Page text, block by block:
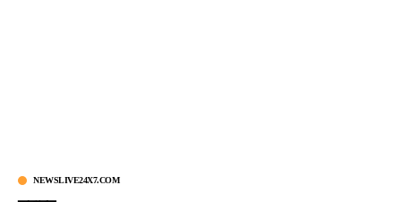
NEWSLIVE24X7.COM